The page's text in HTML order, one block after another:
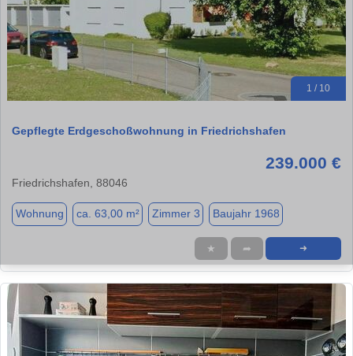
1 / 10
Gepflegte Erdgeschoßwohnung in Friedrichshafen
239.000 €
Friedrichshafen, 88046
Wohnung ca. 63,00 m² Zimmer 3 Baujahr 1968
★ ➦ ➜